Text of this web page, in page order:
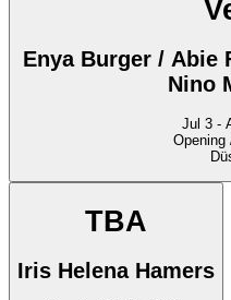
Enya Burger / Abie
Nino
Opening
TBA
Iris Helena Hamers